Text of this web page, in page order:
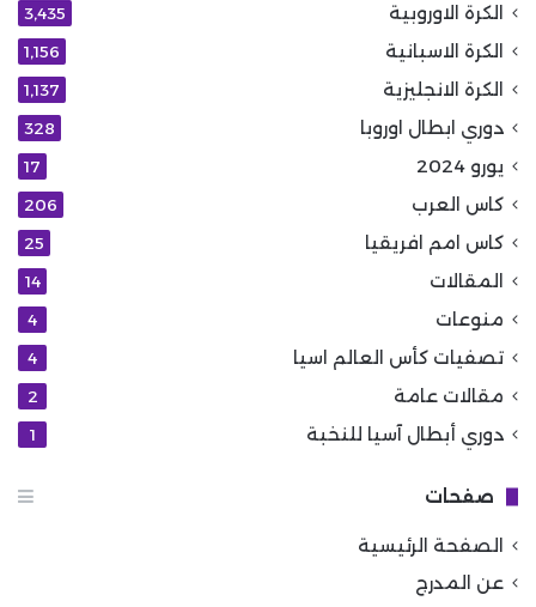
الكرة الاوروبية 3٬435
الكرة الاسبانية 1٬156
الكرة الانجليزية 1٬137
دوري ابطال اوروبا 328
يورو 2024 17
كاس العرب 206
كاس امم افريقيا 25
المقالات 14
منوعات 4
تصفيات كأس العالم اسيا 4
مقالات عامة 2
دوري أبطال آسيا للنخبة 1
صفحات
الصفحة الرئيسية
عن المدرج